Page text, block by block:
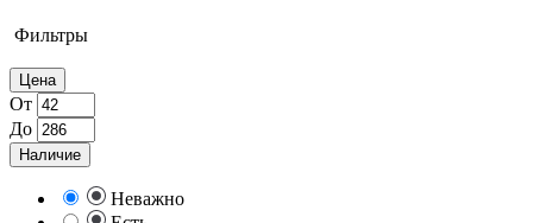
Фильтры
Цена
От
До
Наличие
Неважно